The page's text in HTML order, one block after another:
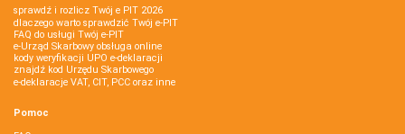
sprawdź i rozlicz Twój e PIT 2026
dlaczego warto sprawdzić Twój e-PIT
FAQ do usługi Twój e-PIT
e-Urząd Skarbowy obsługa online
kody weryfikacji UPO e-deklaracji
znajdź kod Urzędu Skarbowego
e-deklaracje VAT, CIT, PCC oraz inne
Pomoc